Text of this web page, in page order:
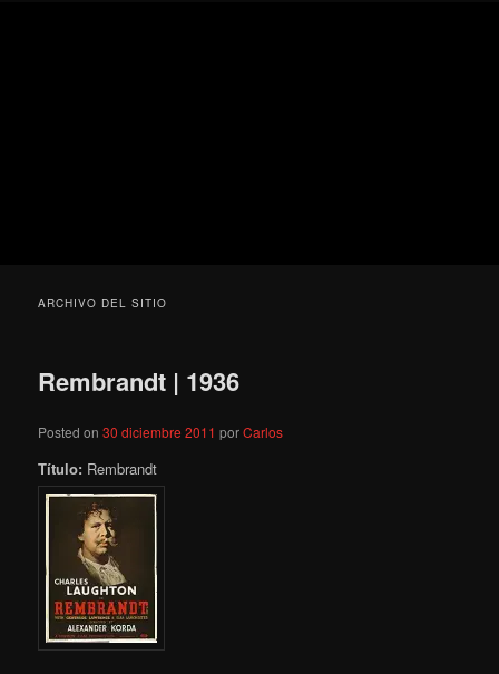
ARCHIVO DEL SITIO
Rembrandt | 1936
Posted on30 diciembre 2011 porCarlos
Título: Rembrandt